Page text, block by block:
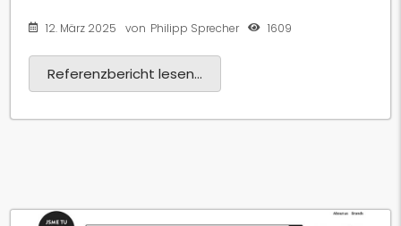
12. März 2025 von Philipp Sprecher 1609
Referenzbericht lesen...